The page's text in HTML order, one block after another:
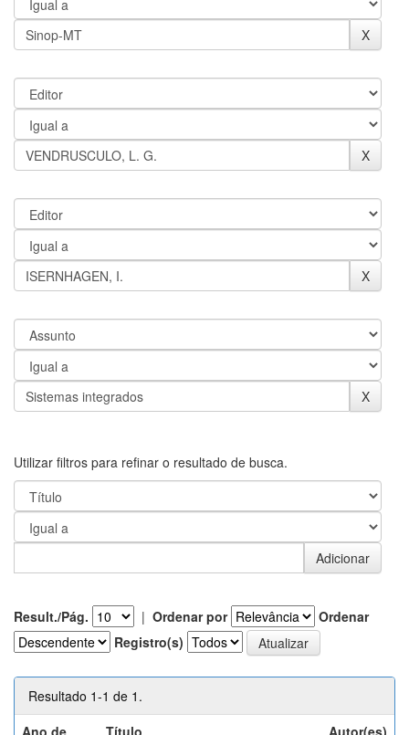
Utilizar filtros para refinar o resultado de busca.
Result./Pág. | Ordenar por
Ordenar
Registro(s)
Resultado 1-1 de 1.
Ano de
Título Autor(es)